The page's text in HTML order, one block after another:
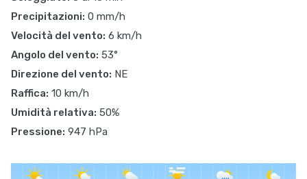
Precipitazioni: 0 mm/h
Velocità del vento: 6 km/h
Angolo del vento: 53°
Direzione del vento: NE
Raffica: 10 km/h
Umidità relativa: 50%
Pressione: 947 hPa